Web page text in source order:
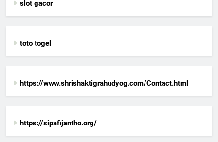
slot gacor
toto togel
https://www.shrishaktigrahudyog.com/Contact.html
https://sipafijantho.org/